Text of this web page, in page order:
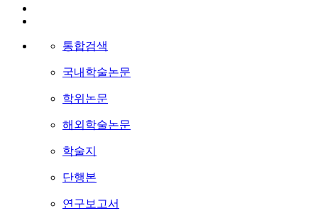
통합검색
국내학술논문
학위논문
해외학술논문
학술지
단행본
연구보고서